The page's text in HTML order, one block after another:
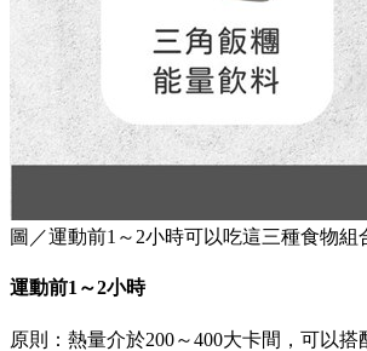
圖／運動前1～2小時可以吃這三種食物組
運動前1～2小時
原則：熱量介於200～400大卡間，可以搭